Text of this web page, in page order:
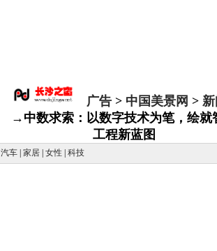
广告> 中国美景网 >
→中数求索：以数字技术为笔，绘就
工程新蓝图
汽车 家居 女性 科技